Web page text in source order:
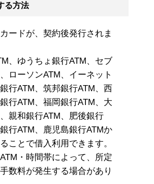
る方法
ードが、契約後発行されま
、ゆうちょ銀行ATM、セブ
ローソンATM、イーネット
行ATM、筑邦銀行ATM、西
行ATM、福岡銀行ATM、大
親和銀行ATM、肥後銀行
行ATM、鹿児島銀行ATMか
ことで借入利用できます。
ATM・時間帯によって、所定
数料が発生する場合があり